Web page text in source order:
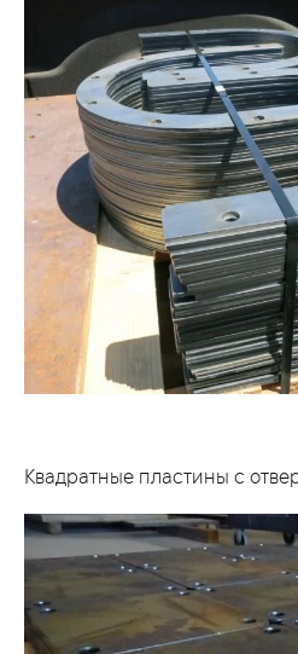
Квадратные пластины с